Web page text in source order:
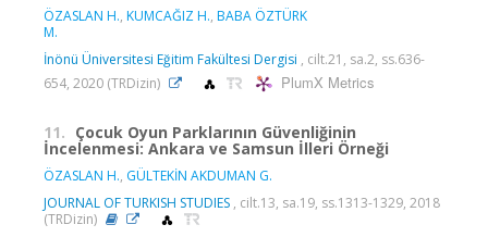
ÖZASLAN H., KUMCAĞIZ H., BABA ÖZTÜRK
M.
İnönü Üniversitesi Eğitim Fakültesi Dergisi , cilt.21, sa.2, ss.636-
654, 2020 (TRDizin)
PlumX Metrics
11. Çocuk Oyun Parklarının Güvenliğinin
İncelenmesi: Ankara ve Samsun İlleri Örneği
ÖZASLAN H., GÜLTEKİN AKDUMAN G.
JOURNAL OF TURKISH STUDIES , cilt.13, sa.19, ss.1313-1329, 2018
(TRDizin)